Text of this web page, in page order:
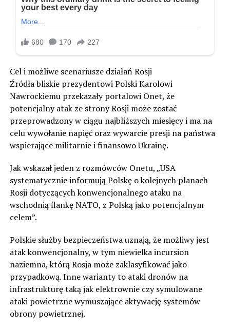
Cel i możliwe scenariusze działań Rosji
Źródła bliskie prezydentowi Polski Karolowi
Nawrockiemu przekazały portalowi Onet, że
potencjalny atak ze strony Rosji może zostać
przeprowadzony w ciągu najbliższych miesięcy i ma na
celu wywołanie napięć oraz wywarcie presji na państwa
wspierające militarnie i finansowo Ukrainę.
Jak wskazał jeden z rozmówców Onetu, „USA
systematycznie informują Polskę o kolejnych planach
Rosji dotyczących konwencjonalnego ataku na
wschodnią flankę NATO, z Polską jako potencjalnym
celem”.
Polskie służby bezpieczeństwa uznają, że możliwy jest
atak konwencjonalny, w tym niewielka incursion
naziemna, którą Rosja może zaklasyfikować jako
przypadkową. Inne warianty to ataki dronów na
infrastrukturę taką jak elektrownie czy symulowane
ataki powietrzne wymuszające aktywację systemów
obrony powietrznej.